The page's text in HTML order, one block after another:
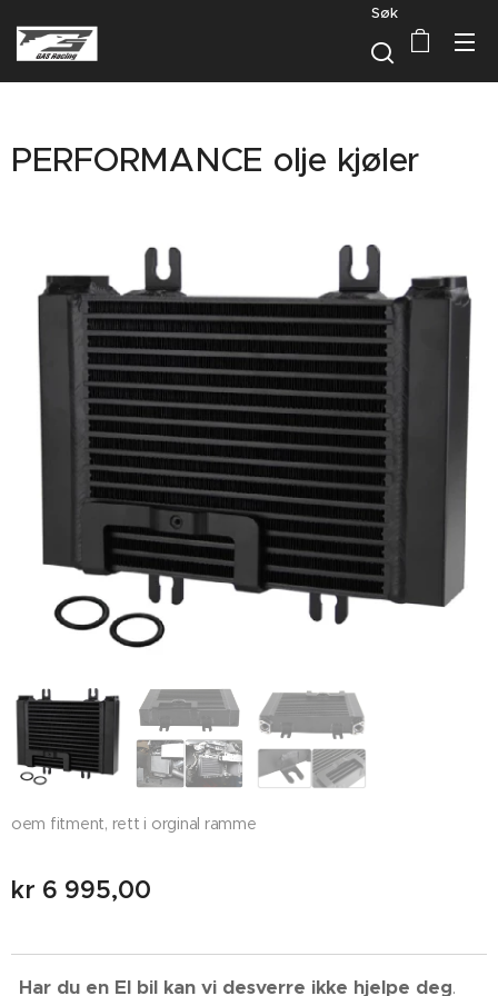
Søk
PERFORMANCE olje kjøler
oem fitment, rett i orginal ramme
kr 6 995,00
Har du en El bil kan vi desverre ikke hjelpe deg. 😉